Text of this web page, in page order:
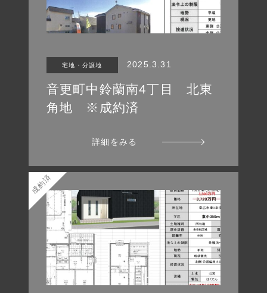
宅地・分譲地 2025.3.31
音更町中鈴蘭南4丁目 北東
角地 ※成約済
詳細をみる
成約済